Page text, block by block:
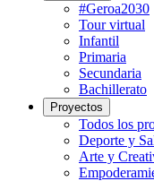
#Geroa2030
Tour virtual
Infantil
Primaria
Secundaria
Bachillerato
Proyectos
Todos los
Deporte y
Arte y